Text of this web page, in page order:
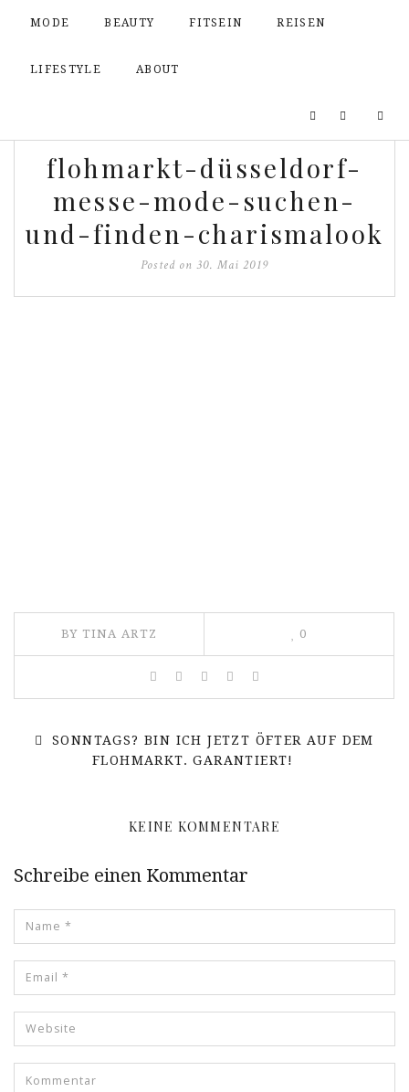
MODE BEAUTY FITSEIN REISEN
LIFESTYLE ABOUT
flohmarkt-düsseldorf-
messe-mode-suchen-
und-finden-charismalook
Posted on30. Mai 2019
BY TINA ARTZ 0
SONNTAGS? BIN ICH JETZT ÖFTER AUF DEM
FLOHMARKT. GARANTIERT!
KEINE KOMMENTARE
Schreibe einen Kommentar